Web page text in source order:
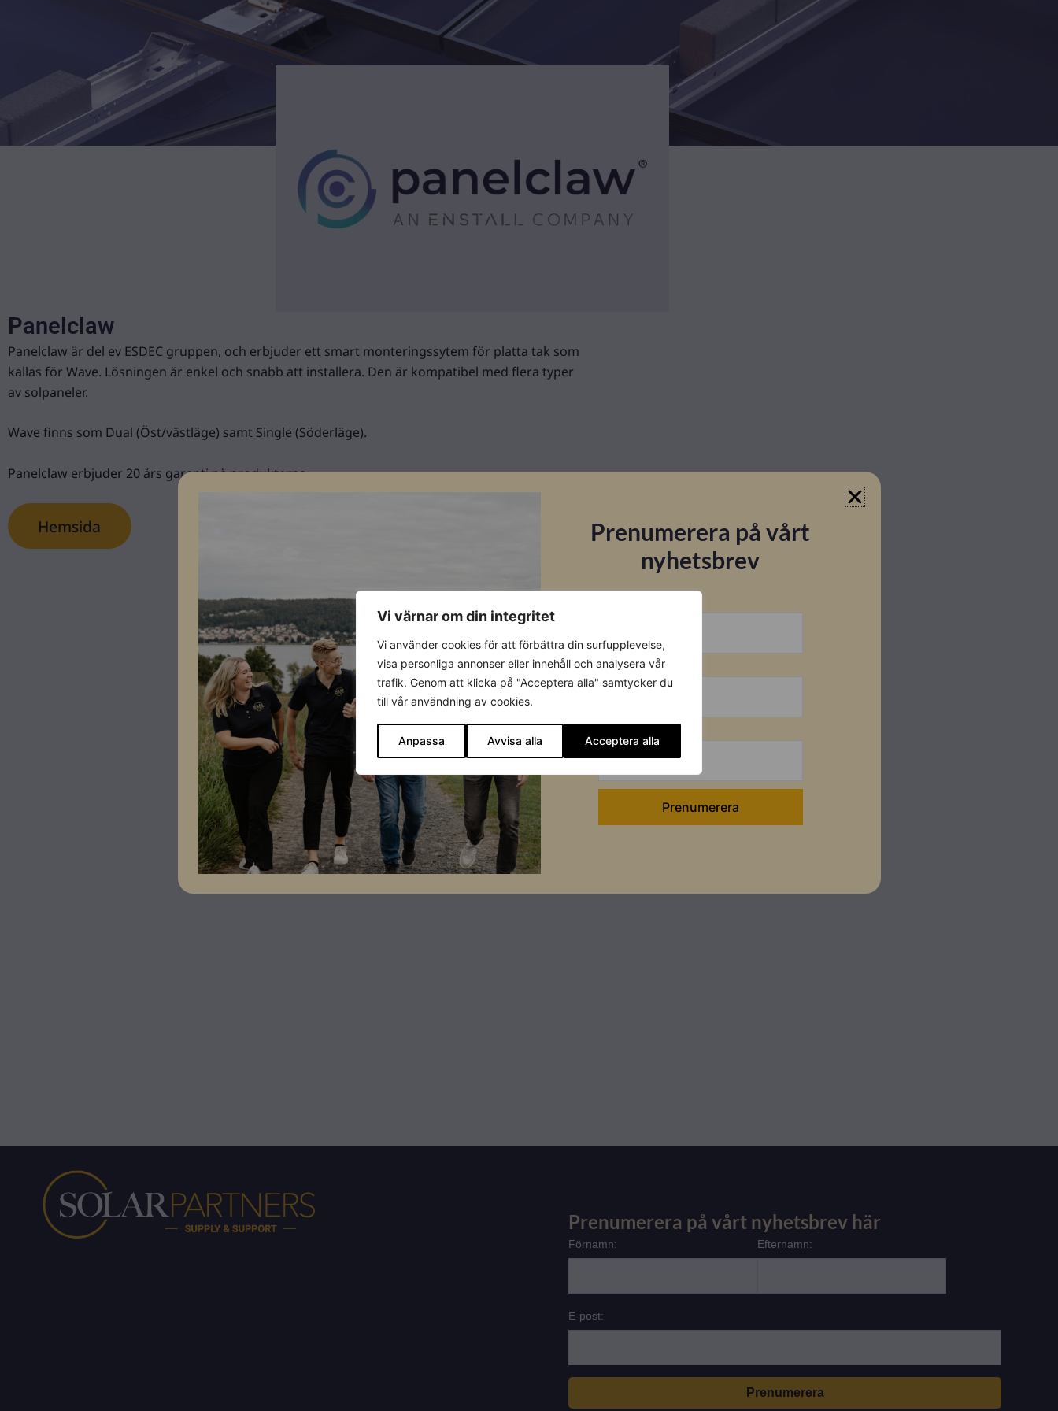
Vi värnar om din integritet
Vi använder cookies för att förbättra din surfupplevelse,
visa personliga annonser eller innehåll och analysera vår
trafik. Genom att klicka på "Acceptera alla" samtycker du
till vår användning av cookies.
Anpassa Avvisa alla Acceptera alla
Panelclaw
Panelclaw är del ev ESDEC gruppen, och erbjuder ett smart monteringssytem för platta tak som
kallas för Wave. Lösningen är enkel och snabb att installera. Den är kompatibel med flera typer
av solpaneler.
Wave finns som Dual (Öst/västläge) samt Single (Söderläge).
Panelclaw erbjuder 20 års garanti på produkterna.
Hemsida
Prenumerera på vårt nyhetsbrev här
Förnamn: Efternamn:
E-post:
Prenumerera på vårt
nyhetsbrev
Förnamn
Efternamn